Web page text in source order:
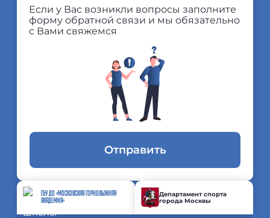
Если у Вас возникли вопросы заполните
форму обратной связи и мы обязательно
с Вами свяжемся
Отправить
ГБУ ДО «МОСКОВСКАЯ ГОРНОЛЫЖНАЯ
АКАДЕМИЯ»
Департамент спорта
города Москвы